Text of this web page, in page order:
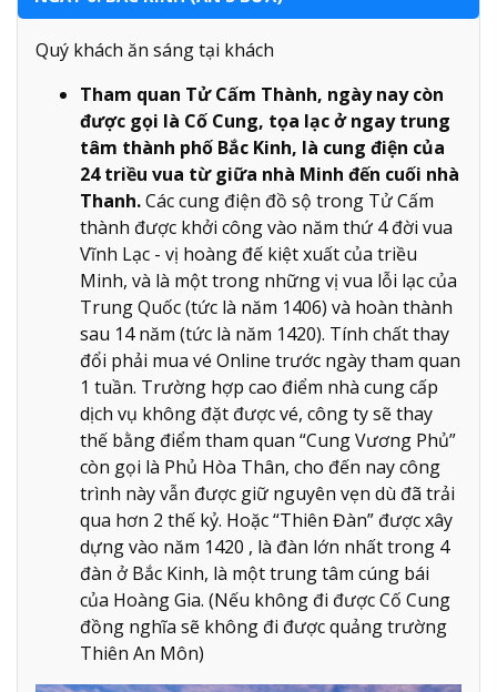
Quý khách ăn sáng tại khách
Tham quan Tử Cấm Thành, ngày nay còn
được gọi là Cố Cung, tọa lạc ở ngay trung
tâm thành phố Bắc Kinh, là cung điện của
24 triều vua từ giữa nhà Minh đến cuối nhà
Thanh.Các cung điện đồ sộ trong Tử Cấm
thành được khởi công vào năm thứ 4 đời vua
Vĩnh Lạc - vị hoàng đế kiệt xuất của triều
Minh, và là một trong những vị vua lỗi lạc của
Trung Quốc (tức là năm 1406) và hoàn thành
sau 14 năm (tức là năm 1420). Tính chất thay
đổi phải mua vé Online trước ngày tham quan
1 tuần. Trường hợp cao điểm nhà cung cấp
dịch vụ không đặt được vé, công ty sẽ thay
thế bằng điểm tham quan “Cung Vương Phủ”
còn gọi là Phủ Hòa Thân, cho đến nay công
trình này vẫn được giữ nguyên vẹn dù đã trải
qua hơn 2 thế kỷ. Hoặc “Thiên Đàn” được xây
dựng vào năm 1420 , là đàn lớn nhất trong 4
đàn ở Bắc Kinh, là một trung tâm cúng bái
của Hoàng Gia. (Nếu không đi được Cố Cung
đồng nghĩa sẽ không đi được quảng trường
Thiên An Môn)